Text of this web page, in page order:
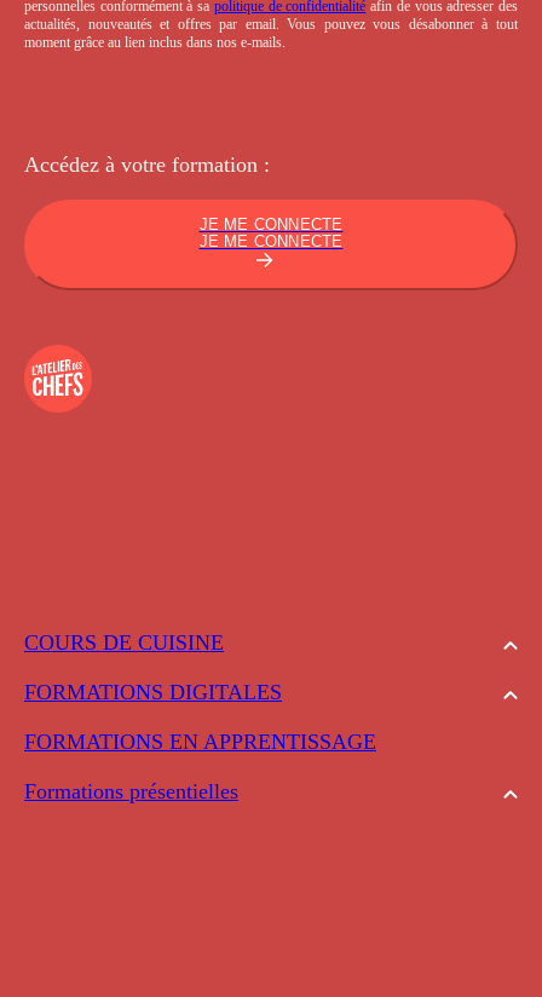
COURS DE CUISINE
FORMATIONS DIGITALES
FORMATIONS EN APPRENTISSAGE
Formations présentielles
personnelles conformément à sa politique de confidentialité afin de vous adresser des
actualités, nouveautés et offres par email. Vous pouvez vous désabonner à tout
moment grâce au lien inclus dans nos e-mails.
Accédez à votre formation :
JE ME CONNECTE
JE ME CONNECTE